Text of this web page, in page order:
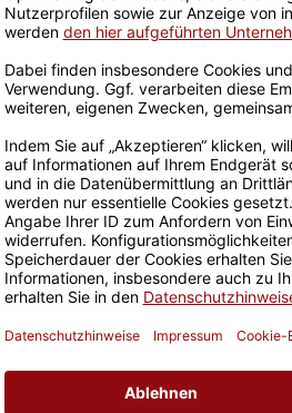
ich löse
- Weinrot
- Ich bin Chefin, ich löse
Du sie hast - Lustige Tasse für
und Kollegen. Perfekt auch als
täglichen Kaffeegenuss.